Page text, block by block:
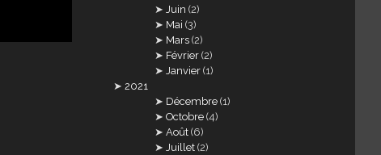
Juin (2)
Mai (3)
Mars (2)
Février (2)
Janvier (1)
2021
Décembre (1)
Octobre (4)
Août (6)
Juillet (2)